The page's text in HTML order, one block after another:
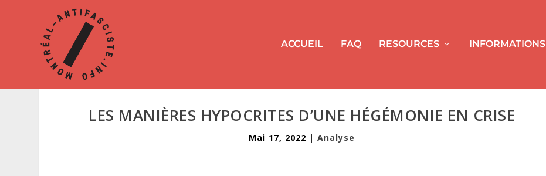
ACCUEIL FAQ RESOURCES INFORMATIONS
LES MANIÈRES HYPOCRITES D’UNE HÉGÉMONIE EN CRISE
Mai 17, 2022 |Analyse